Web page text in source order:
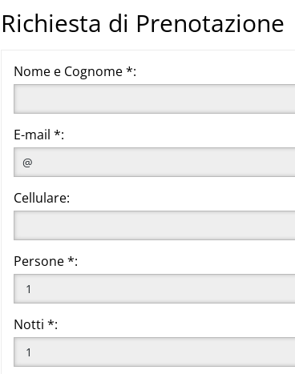
Richiesta di Prenotazione
Nome e Cognome *:
E-mail *:
Cellulare:
Persone *:
Notti *: